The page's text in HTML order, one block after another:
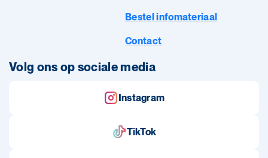
Bestel infomateriaal
Contact
Volg ons op sociale media
Instagram
TikTok